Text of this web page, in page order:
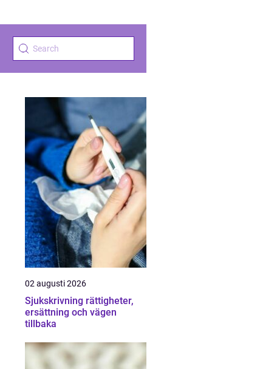
02 augusti 2026
Sjukskrivning rättigheter,
ersättning och vägen
tillbaka